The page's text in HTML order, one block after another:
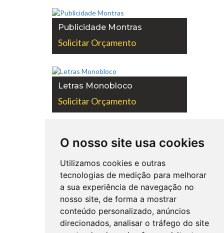
O nosso site usa cookies
Utilizamos cookies e outras
tecnologias de medição para melhorar
a sua experiência de navegação no
nosso site, de forma a mostrar
conteúdo personalizado, anúncios
direcionados, analisar o tráfego do site
Publicidade Montras
Solicitar Orçamento
Letras Monobloco
Solicitar Orçamento
Letras 3D
Solicitar Orçamento
Displays Digitais
Solicitar Orçamento